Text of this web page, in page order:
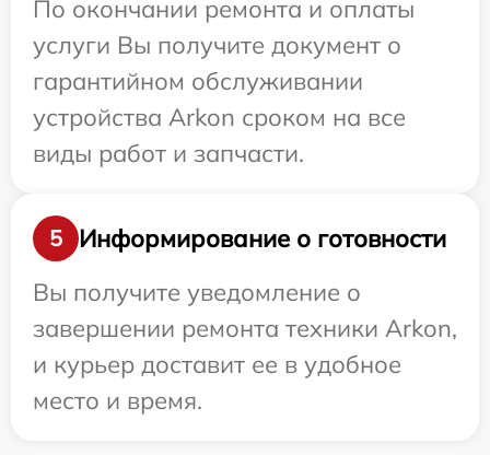
По окончании ремонта и оплаты
услуги Вы получите документ о
гарантийном обслуживании
устройства Arkon сроком на все
виды работ и запчасти.
5
Информирование о готовности
Вы получите уведомление о
завершении ремонта техники Arkon,
и курьер доставит ее в удобное
место и время.